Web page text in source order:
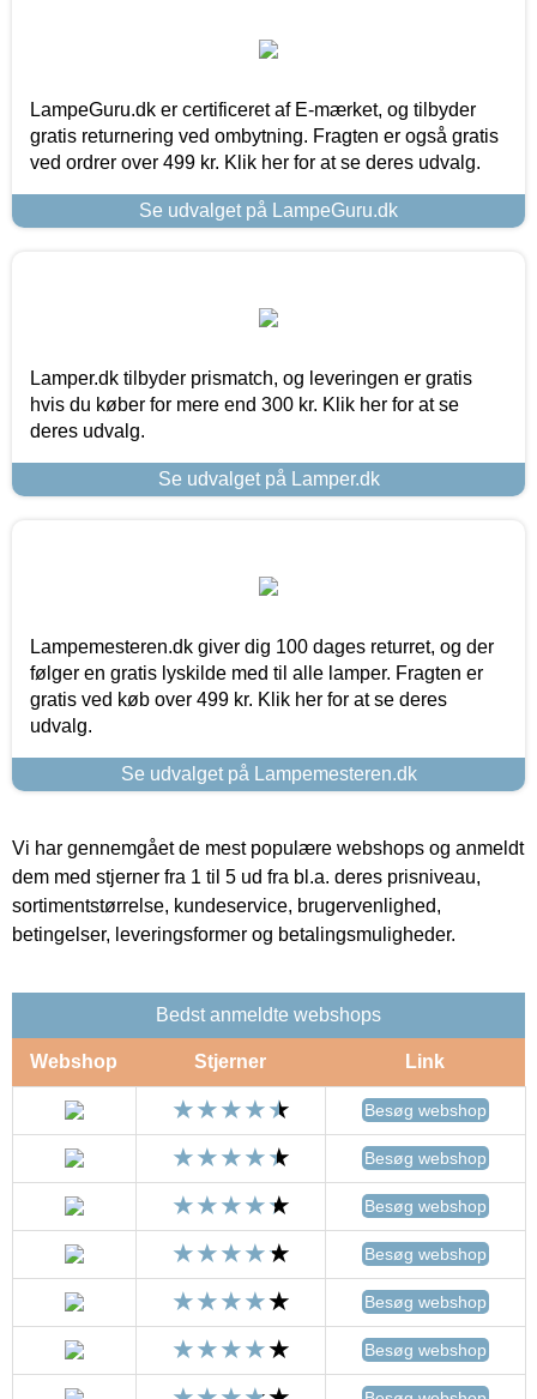
LampeGuru.dk er certificeret af E-mærket, og tilbyder
gratis returnering ved ombytning. Fragten er også gratis
ved ordrer over 499 kr. Klik her for at se deres udvalg.
Se udvalget på LampeGuru.dk
Lamper.dk tilbyder prismatch, og leveringen er gratis
hvis du køber for mere end 300 kr. Klik her for at se
deres udvalg.
Se udvalget på Lamper.dk
Lampemesteren.dk giver dig 100 dages returret, og der
følger en gratis lyskilde med til alle lamper. Fragten er
gratis ved køb over 499 kr. Klik her for at se deres
udvalg.
Se udvalget på Lampemesteren.dk
Vi har gennemgået de mest populære webshops og anmeldt
dem med stjerner fra 1 til 5 ud fra bl.a. deres prisniveau,
sortimentstørrelse, kundeservice, brugervenlighed,
betingelser, leveringsformer og betalingsmuligheder.
Bedst anmeldte webshops
Webshop Stjerner Link
Besøg webshop
Besøg webshop
Besøg webshop
Besøg webshop
Besøg webshop
Besøg webshop